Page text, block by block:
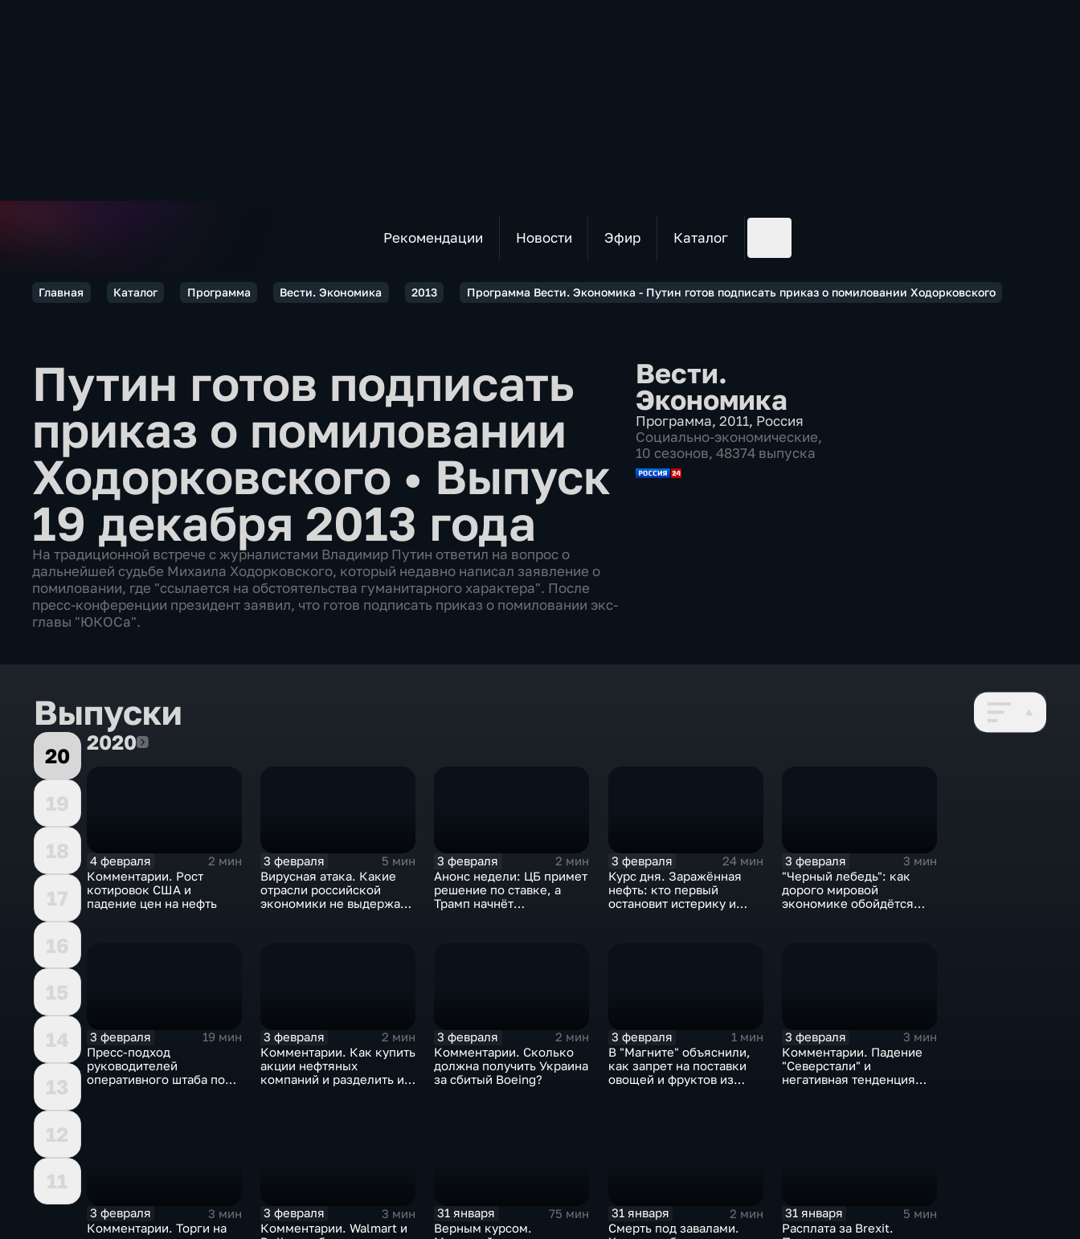
Рекомендации Новости Эфир Каталог
Главная Каталог Программа Вести. Экономика 2013 Программа Вести. Экономика - Путин готов подписать приказ о помиловании Ходорковского
Путин готов подписать
приказ о помиловании
Ходорковского • Выпуск
19 декабря 2013 года
На традиционной встрече с журналистами Владимир Путин ответил на вопрос о
дальнейшей судьбе Михаила Ходорковского, который недавно написал заявление о
помиловании, где "ссылается на обстоятельства гуманитарного характера". После
пресс-конференции президент заявил, что готов подписать приказ о помиловании экс-
главы "ЮКОСа".
Вести.
Экономика
Программа, 2011, Россия
Социально-экономические,
10 сезонов, 48374 выпуска
Выпуски
20
19
18
17
16
15
14
13
12
11
20202020
4 февраля
2 мин
Комментарии. Рост
котировок США и
падение цен на нефть
3 февраля
5 мин
Вирусная атака. Какие
отрасли российской
экономики не выдержат
3 февраля
2 мин
Анонс недели: ЦБ примет
решение по ставке, а
Трамп начнёт
3 февраля
24 мин
Курс дня. Заражённая
нефть: кто первый
остановит истерику и
3 февраля
3 мин
"Черный лебедь": как
дорого мировой
экономике обойдётся
3 февраля
19 мин
Пресс-подход
руководителей
оперативного штаба по
3 февраля
2 мин
Комментарии. Как купить
акции нефтяных
компаний и разделить их
3 февраля
2 мин
Комментарии. Сколько
должна получить Украина
за сбитый Boeing?
3 февраля
1 мин
В "Магните" объяснили,
как запрет на поставки
овощей и фруктов из
3 февраля
3 мин
Комментарии. Падение
"Северстали" и
негативная тенденция
3 февраля
3 мин
Комментарии. Торги на
3 февраля
3 мин
Комментарии. Walmart и
31 января
75 мин
Верным курсом.
31 января
2 мин
Смерть под завалами.
31 января
5 мин
Расплата за Brexit.